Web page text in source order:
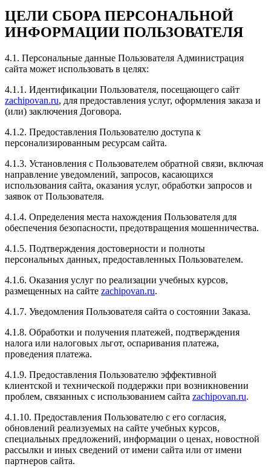
без суеты справляются с поставленными задачами.
После тачку не узнать) как 3.5))) Благодарю за
проделанную работу. Рекомендую всем.
Рейтинг отзыва:5
Прошивал хендай i30. Евгений сделал все быстро и
качественно. Общительный и вежливый человек.
Приятный собеседник. Цена/ качество проделанной
Рейтинг отзыва:
Очень хороший чип тюниг автомобилей, все делают
быстро и качественно, сами цены довольно
привлекательные , сотрудники доброжелательные и
вежливые. Рекомендую всем
Рейтинг отзыва:
Долго думая я решил Чиповать своё авто и обратился
в данный тюнинг центр, все прошло быстро и
качественно, мастерство на высшем уровне! После
чипирования я заметил как машина стала намного
лучьше разгонятся и прибавилась тяга, очень
рекомендую данный тюнинг центр!
Рейтинг отзыва:
ЦЕЛИ СБОРА ПЕРСОНАЛЬНОЙ
ИНФОРМАЦИИ ПОЛЬЗОВАТЕЛЯ
4.1. Персональные данные Пользователя Администрация
сайта может использовать в целях:
4.1.1. Идентификации Пользователя, посещающего сайт
zachipovan.ru, для предоставления услуг, оформления заказа и
(или) заключения Договора.
4.1.2. Предоставления Пользователю доступа к
персонализированным ресурсам сайта.
4.1.3. Установления с Пользователем обратной связи, включая
направление уведомлений, запросов, касающихся
использования сайта, оказания услуг, обработки запросов и
заявок от Пользователя.
4.1.4. Определения места нахождения Пользователя для
обеспечения безопасности, предотвращения мошенничества.
4.1.5. Подтверждения достоверности и полноты
персональных данных, предоставленных Пользователем.
4.1.6. Оказания услуг по реализации учебных курсов,
размещенных на сайте zachipovan.ru.
4.1.7. Уведомления Пользователя сайта о состоянии Заказа.
4.1.8. Обработки и получения платежей, подтверждения
налога или налоговых льгот, оспаривания платежа,
проведения платежа.
4.1.9. Предоставления Пользователю эффективной
клиентской и технической поддержки при возникновении
проблем, связанных с использованием сайта zachipovan.ru.
4.1.10. Предоставления Пользователю с его согласия,
обновлений реализуемых на сайте учебных курсов,
специальных предложений, информации о ценах, новостной
рассылки и иных сведений от имени сайта или от имени
партнеров сайта.